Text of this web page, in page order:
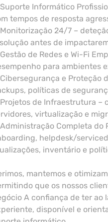
Informático
tempos de resposta
24/7 –
antes de
de Redes e Wi-Fi
para ambientes
e Proteção
políticas de
de Infraestrutura –
virtualização e
Completa do
helpdesk/
inventário e
mantemos e
que os nossos
A confiança de ter ao
disponível e